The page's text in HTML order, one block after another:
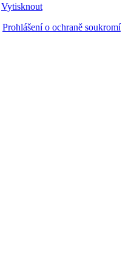
Vytisknout
Prohlášení o ochraně soukromí